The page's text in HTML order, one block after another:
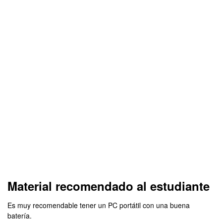
Material recomendado al estudiante
Es muy recomendable tener un PC portátil con una buena
batería.